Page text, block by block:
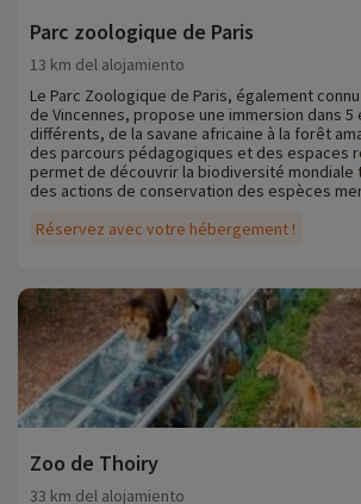
Parc zoologique de Paris
Réservez avec votre hébergement !
13 km del alojamiento
Le Parc Zoologique de Paris, également
de Vincennes, propose une immersion dans
différents, de la savane africaine à la forêt
des parcours pédagogiques et des espaces
permet de découvrir la biodiversité mondiale
des actions de conservation des espèces
Zoo de Thoiry
33 km del alojamiento